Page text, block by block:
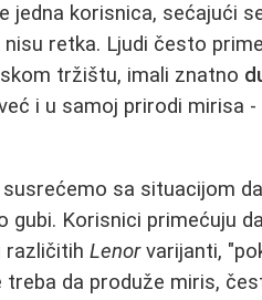
jedna korisnica, sećajući
retka. Ljudi često
tržištu, imali znatno
i u samoj prirodi mirisa
sa situacijom
gubi. Korisnici primećuju
različitihLenorvarijanti,
treba da produže miris,